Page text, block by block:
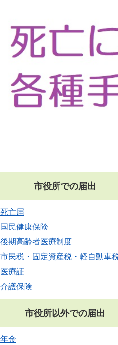
市役所での届出
死亡届
国民健康保険
後期高齢者医療制度
市民税・固定資産税・軽自動車
医療証
介護保険
市役所以外での届出
年金